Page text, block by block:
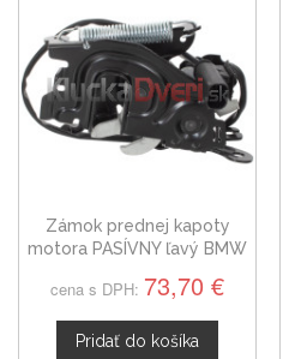
Zámok prednej kapoty
motora PASÍVNY ľavý BMW
cena s DPH: 73,70 €
Pridať do košíka